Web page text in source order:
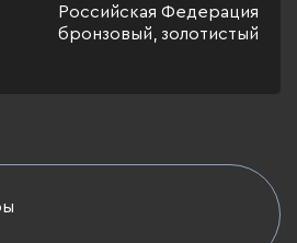
Российская Федерация
бронзовый, золотистый